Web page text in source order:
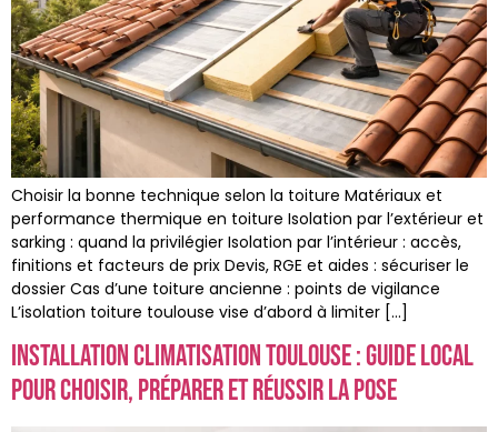
Choisir la bonne technique selon la toiture Matériaux et
performance thermique en toiture Isolation par l’extérieur et
sarking : quand la privilégier Isolation par l’intérieur : accès,
finitions et facteurs de prix Devis, RGE et aides : sécuriser le
dossier Cas d’une toiture ancienne : points de vigilance
L’isolation toiture toulouse vise d’abord à limiter […]
Installation climatisation Toulouse : guide local
pour choisir, préparer et réussir la pose